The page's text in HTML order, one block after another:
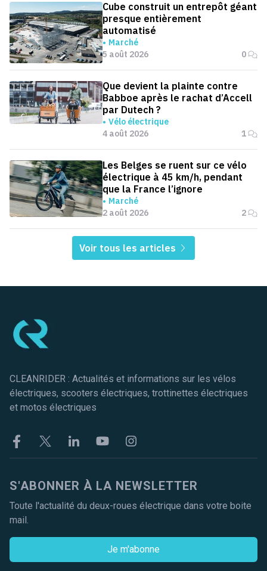
Cube construit un entrepôt géant
presque entièrement
automatisé
Marché
5 août 2026
0
Que devient la plainte contre
Babboe après le rachat d’Accell
par Dutech ?
Vélo électrique
4 août 2026
1
Les Belges se ruent sur ce vélo
électrique à 45 km/h, pendant
que la France l’ignore
Marché
2 août 2026
2
Voir tous les articles
CLEANRIDER : Actualités et informations sur les vélos
électriques, scooters électriques, trottinettes électriques
et motos électriques
FacebookTwitter LinkekinYoutubeInstagram
S'ABONNER À LA NEWSLETTER
Toute l'actualité du deux-roues électrique dans votre boite
mail.
Je m'abonne